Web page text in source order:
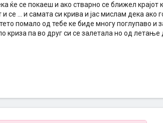
ќе се покаеш и ако стварно се ближел крајот
се ... и самата си крива и јас мислам дека ако
помало од тебе ке биде многу поглупаво и
криза па во друг си се залетала но од